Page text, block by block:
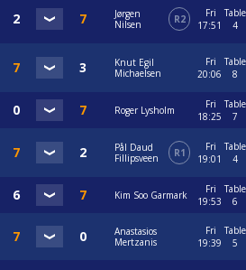
Jørgen
Nilsen
R2
Fri
17:51
Table
4
Knut Egil
Michaelsen
Fri
20:06
Table
8
Roger Lysholm
Fri
18:25
Table
7
Pål Daud
Fillipsveen
R1
Fri
19:01
Table
4
Kim Soo Garmark
Fri
19:53
Table
6
Anastasios
Mertzanis
Fri
19:39
Table
5